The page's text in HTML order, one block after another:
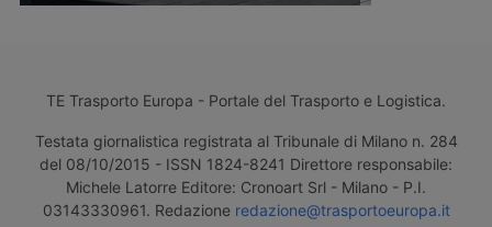
TE Trasporto Europa - Portale del Trasporto e Logistica.
Testata giornalistica registrata al Tribunale di Milano n. 284
del 08/10/2015 - ISSN 1824-8241 Direttore responsabile:
Michele Latorre Editore: Cronoart Srl - Milano - P.I.
03143330961. Redazione redazione@trasportoeuropa.it